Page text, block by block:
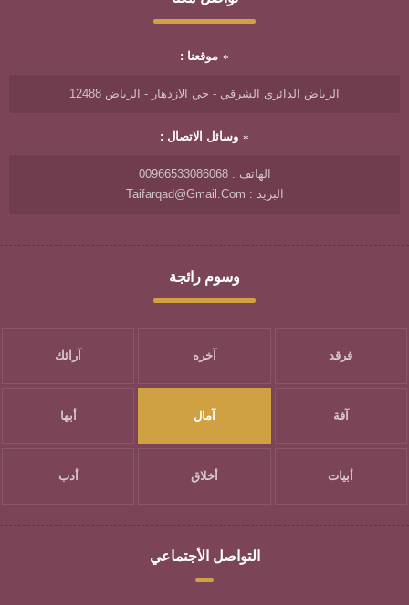
موقعنا :
الرياض الدائري الشرقي - حي الازدهار - الرياض 12488
وسائل الاتصال :
الهاتف : 00966533086068
البريد : Taifarqad@gmail.com
وسوم رائجة
فرقد آخره آرائك
آفة آمال أبها
أبيات أخلاق أدب
التواصل الأجتماعي